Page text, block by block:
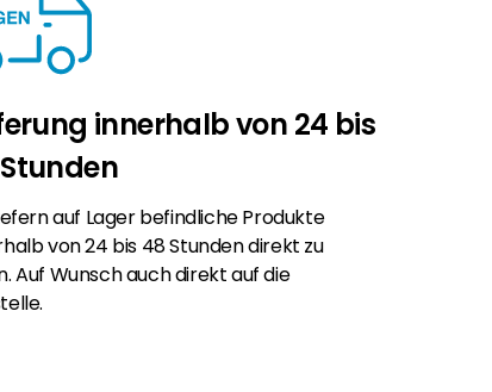
innerhalb von 24 bis
auf Lager befindliche Produkte
von 24 bis 48 Stunden direkt zu
Auf Wunsch auch direkt auf die